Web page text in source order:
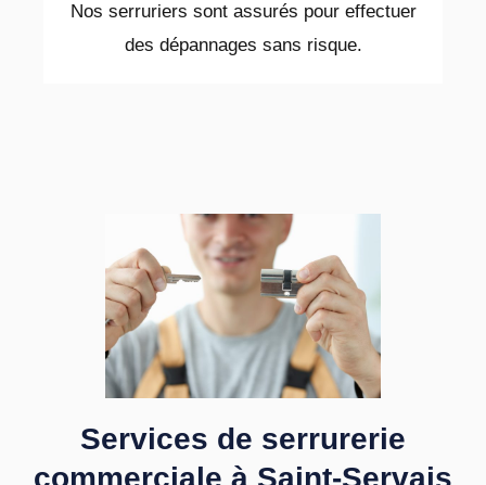
Nos serruriers sont assurés pour effectuer
des dépannages sans risque.
Services de serrurerie
commerciale à Saint-Servais